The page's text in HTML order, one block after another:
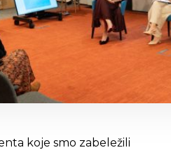
koje smo zabeležili